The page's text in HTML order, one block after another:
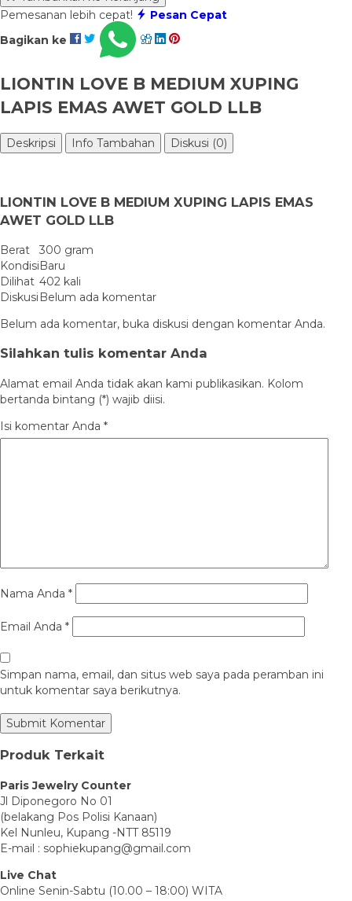
Pemesanan lebih cepat!
Pesan Cepat
Bagikan ke
LIONTIN LOVE B MEDIUM XUPING
LAPIS EMAS AWET GOLD LLB
Deskripsi Info Tambahan Diskusi (0)
LIONTIN LOVE B MEDIUM XUPING LAPIS EMAS
AWET GOLD LLB
Berat
300 gram
KondisiBaru
Dilihat 402 kali
Diskusi Belum ada komentar
Belum ada komentar, buka diskusi dengan komentar Anda.
Silahkan tulis komentar Anda
Alamat email Anda tidak akan kami publikasikan. Kolom
bertanda bintang (*) wajib diisi.
Isi komentar Anda *
Nama Anda *
Email Anda *
Simpan nama, email, dan situs web saya pada peramban ini
untuk komentar saya berikutnya.
Produk Terkait
Paris Jewelry Counter
Jl Diponegoro No 01
(belakang Pos Polisi Kanaan)
Kel Nunleu, Kupang -NTT 85119
E-mail : sophiekupang@gmail.com
Live Chat
Online Senin-Sabtu (10.00 – 18:00) WITA